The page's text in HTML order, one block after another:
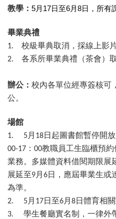
教學： 5月 17日至6月8日，所有
畢業典禮
1. 校級畢典取消，採線上影
2. 各系所畢業典禮（茶會）取
辦公： 校內各單位經專簽核可
公。
場館
1. 5月 18日起圖書館暫停開
00-17 ： 00教職員工生臨櫃預
業務。多媒體資料借閱期限展
展延至9月 6日，應屆畢業生或
為準。
2. 5月 17日至6月 8日體育相
3. 學生餐廳實名制，一律外